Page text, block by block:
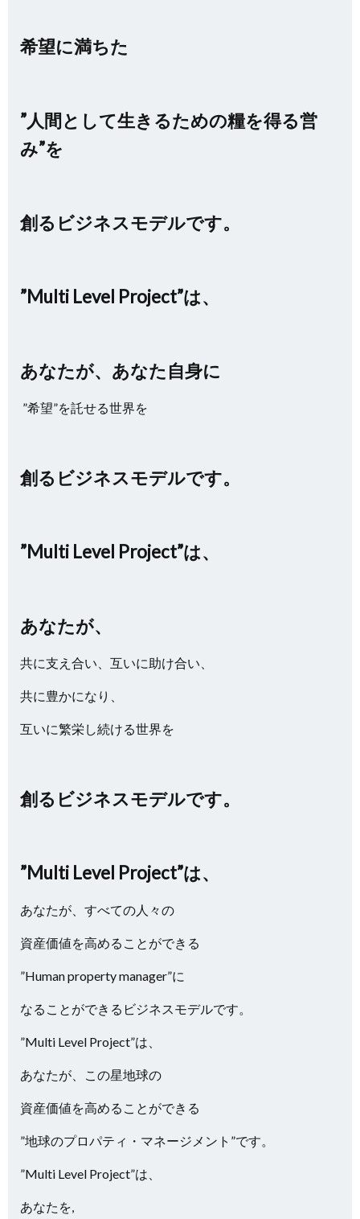
希望に満ちた
”人間として生きるための糧を得る営
み”を
創るビジネスモデルです。
”Multi Level Project”は、
あなたが、あなた自身に
”希望”を託せる世界を
創るビジネスモデルです。
”Multi Level Project”は、
あなたが、
共に支え合い、互いに助け合い、
共に豊かになり、
互いに繁栄し続ける世界を
創るビジネスモデルです。
”Multi Level Project”は、
あなたが、すべての人々の
資産価値を高めることができる
”Human property manager”に
なることができるビジネスモデルです。
”Multi Level Project”は、
あなたが、この星地球の
資産価値を高めることができる
”地球のプロパティ・マネージメント”です。
”Multi Level Project”は、
あなたを,